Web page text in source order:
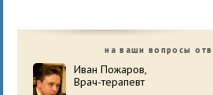
на ваши вопросы
Иван Пожаров,
Врач-терапевт